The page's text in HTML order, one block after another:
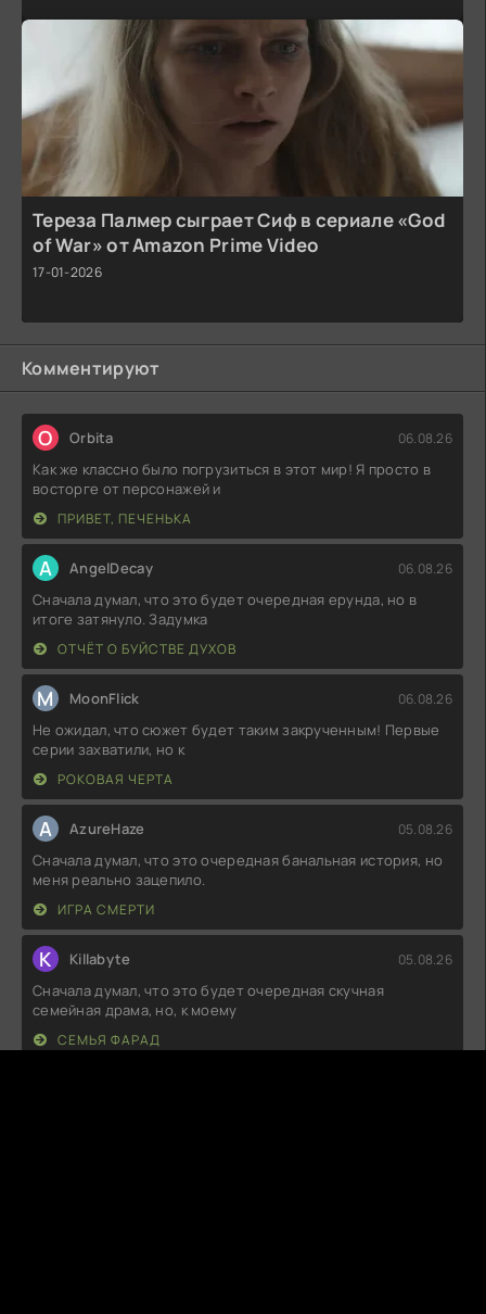
Тереза Палмер сыграет Сиф в сериале «God
of War» от Amazon Prime Video
17-01-2026
Комментируют
O Orbita 06.08.26
Как же классно было погрузиться в этот мир! Я просто в
восторге от персонажей и
ПРИВЕТ, ПЕЧЕНЬКА
A AngelDecay 06.08.26
Сначала думал, что это будет очередная ерунда, но в
итоге затянуло. Задумка
ОТЧЁТ О БУЙСТВЕ ДУХОВ
M MoonFlick 06.08.26
Не ожидал, что сюжет будет таким закрученным! Первые
серии захватили, но к
РОКОВАЯ ЧЕРТА
A AzureHaze 05.08.26
Сначала думал, что это очередная банальная история, но
меня реально зацепило.
ИГРА СМЕРТИ
K Killabyte 05.08.26
Сначала думал, что это будет очередная скучная
семейная драма, но, к моему
СЕМЬЯ ФАРАД